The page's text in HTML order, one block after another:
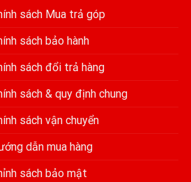
sách Mua trả góp
sách bảo hành
sách đổi trả hàng
sách & quy định chung
sách vận chuyển
dẫn mua hàng
sách bảo mật